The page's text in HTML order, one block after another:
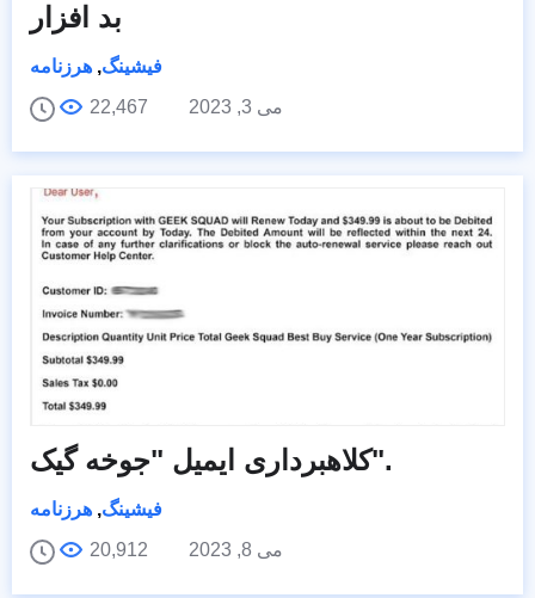
بد افزار
فیشینگ, هرزنامه
می 3, 2023
22,467
کلاهبرداری ایمیل "جوخه گیک".
فیشینگ, هرزنامه
می 8, 2023
20,912